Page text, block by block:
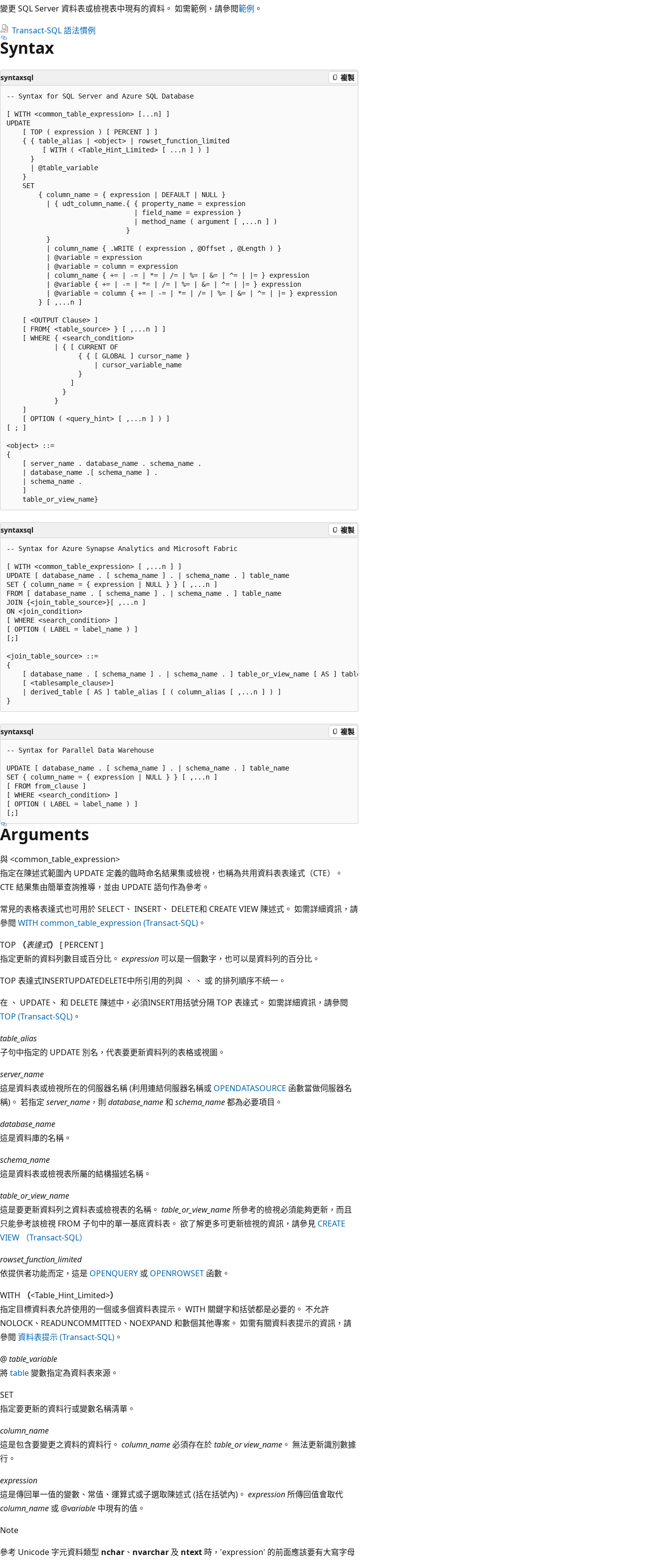
變更 SQL Server 資料表或檢視表中現有的資料。 如需範例，請參閱範例 。
Transact-SQL 語法慣例
Syntax
syntaxsql 複製
-- Syntax for SQL Server and Azure SQL Database
[ WITH <common_table_expression> [...n] ]
UPDATE
    [ TOP ( expression ) [ PERCENT ] ]
    { { table_alias | <object> | rowset_function_limited
         [ WITH ( <Table_Hint_Limited> [ ...n ] ) ]
      }
      | @table_variable
    }
    SET
        { column_name = { expression | DEFAULT | NULL }
          | { udt_column_name.{ { property_name = expression
                                | field_name = expression }
                                | method_name ( argument [ ,...n ] )
                              }
          }
          | column_name { .WRITE ( expression , @Offset , @Length ) }
          | @variable = expression
          | @variable = column = expression
          | column_name { += | -= | *= | /= | %= | &= | ^= | |= } expression
          | @variable { += | -= | *= | /= | %= | &= | ^= | |= } expression
          | @variable = column { += | -= | *= | /= | %= | &= | ^= | |= } expression
        } [ ,...n ]
    [ <OUTPUT Clause> ]
    [ FROM{ <table_source> } [ ,...n ] ]
    [ WHERE { <search_condition>
            | { [ CURRENT OF
                  { { [ GLOBAL ] cursor_name }
                      | cursor_variable_name
                  }
                ]
              }
            }
    ]
    [ OPTION ( <query_hint> [ ,...n ] ) ]
[ ; ]
<object> ::=
{
    [ server_name . database_name . schema_name .
    | database_name .[ schema_name ] .
    | schema_name .
    ]
syntaxsql 複製
-- Syntax for Azure Synapse Analytics and Microsoft Fabric
[ WITH <common_table_expression> [ ,...n ] ]
UPDATE [ database_name . [ schema_name ] . | schema_name . ] table_name
SET { column_name = { expression | NULL } } [ ,...n ]
FROM [ database_name . [ schema_name ] . | schema_name . ] table_name
JOIN {<join_table_source>}[ ,...n ]
ON <join_condition>
[ WHERE <search_condition> ]
[ OPTION ( LABEL = label_name ) ]
[;]
<join_table_source> ::=
{
    [ database_name . [ schema_name ] . | schema_name . ] table_or_view_name [ AS ] table_or_view_alias
    [ <tablesample_clause>]
    | derived_table [ AS ] table_alias [ ( column_alias [ ,...n ] ) ]
syntaxsql 複製
-- Syntax for Parallel Data Warehouse
UPDATE [ database_name . [ schema_name ] . | schema_name . ] table_name
SET { column_name = { expression | NULL } } [ ,...n ]
[ FROM from_clause ]
[ WHERE <search_condition> ]
[ OPTION ( LABEL = label_name ) ]
Arguments
與 <common_table_expression>
指定在陳述式範圍內 UPDATE 定義的臨時命名結果集或檢視，也稱為共用資料表表達式（CTE）。
CTE 結果集由簡單查詢推導，並由 UPDATE 語句作為參考。
常見的表格表達式也可用於 SELECT、 INSERT、 DELETE和 CREATE VIEW 陳述式。 如需詳細資訊，請
參閱 WITH common_table_expression (Transact-SQL) 。
TOP
（表達式）
[ PERCENT ]
指定更新的資料列數目或百分比。 expression可以是一個數字，也可以是資料列的百分比。
TOP 表達式INSERTUPDATEDELETE中所引用的列與 、 、 或 的排列順序不統一。
在 、 UPDATE、 和 DELETE 陳述中，必須INSERT用括號分隔 TOP 表達式。 如需詳細資訊，請參閱
TOP (Transact-SQL) 。
table_alias
子句中指定的 UPDATE 別名，代表要更新資料列的表格或視圖。
server_name
這是資料表或檢視所在的伺服器名稱 (利用連結伺服器名稱或 OPENDATASOURCE 函數當做伺服器名
稱)。 若指定 server_name ，則 database_name和 schema_name都為必要項目。
database_name
這是資料庫的名稱。
schema_name
這是資料表或檢視表所屬的結構描述名稱。
table_or_view_name
這是要更新資料列之資料表或檢視表的名稱。 table_or_view_name 所參考的檢視必須能夠更新，而且
只能參考該檢視 FROM 子句中的單一基底資料表。 欲了解更多可更新檢視的資訊，請參見 CREATE
VIEW （Transact-SQL）
rowset_function_limited
依提供者功能而定，這是 OPENQUERY 或 OPENROWSET 函數。
WITH
（<Table_Hint_Limited>）
指定目標資料表允許使用的一個或多個資料表提示。 WITH 關鍵字和括號都是必要的。 不允許
NOLOCK、READUNCOMMITTED、NOEXPAND 和數個其他專案。 如需有關資料表提示的資訊，請
參閱 資料表提示 (Transact-SQL) 。
@table_variable
將table變數指定為資料表來源。
SET
指定要更新的資料行或變數名稱清單。
column_name
這是包含要變更之資料的資料行。 column_name必須存在於table_or view_name 。 無法更新識別數據
行。
expression
這是傳回單一值的變數、常值、運算式或子選取陳述式 (括在括號內)。 expression 所傳回值會取代
column_name 或 @variable 中現有的值。
Note
參考 Unicode 字元資料類型 nchar 、 nvarchar 及 ntext 時，'expression' 的前面應該要有大寫字母